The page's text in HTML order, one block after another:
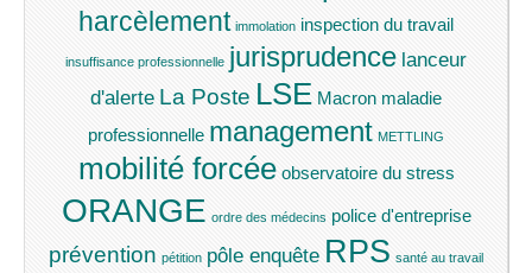
harcèlement immolation inspection du travail
insuffisance professionnelle jurisprudence lanceur
d'alerte La Poste LSE Macron maladie
professionnelle management METTLING
mobilité forcée observatoire du stress
ORANGE ordre des médecins police d'entreprise
prévention pétition pôle enquête RPS santé au travail